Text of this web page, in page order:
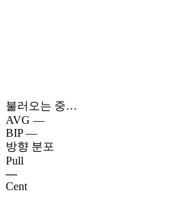
불러오는 중…
AVG —
BIP —
방향 분포
Pull
—
Cent